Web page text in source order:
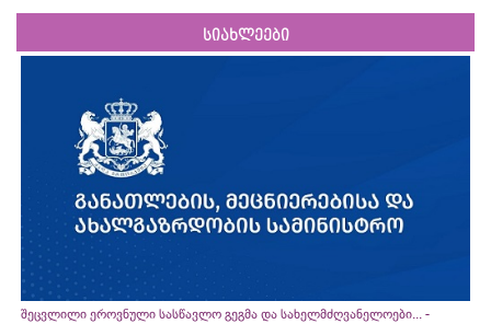
სიახლეები
შეცვლილი ეროვნული სასწავლო გეგმა და სახელმძღვანელოები... -